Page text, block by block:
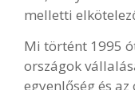
melletti
Mi történt 1995
országok
egyenlőség és